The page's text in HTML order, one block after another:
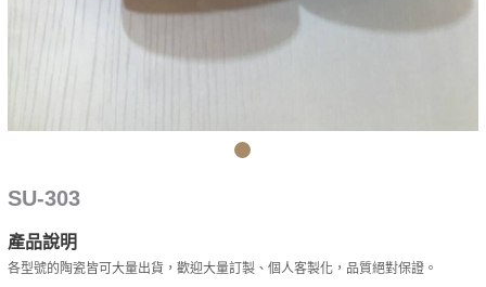
SU-303
產品說明
各型號的陶瓷皆可大量出貨，歡迎大量訂製、個人客製化，品質絕對保證。